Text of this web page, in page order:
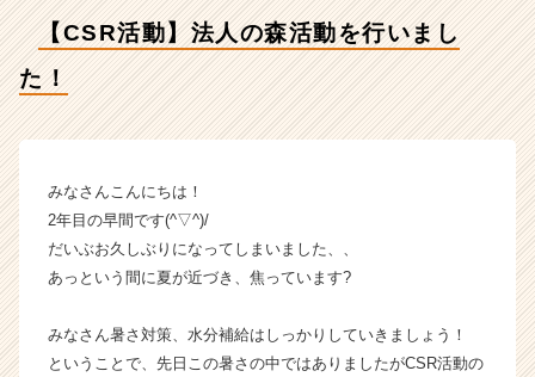
の
ラ
ン】
|
ン
チ
ー・
成
【CSR活動】法人の森活動を行いまし
た！
みなさんこんにちは！
2年目の早間です(^▽^)/
だいぶお久しぶりになってしまいました、、
あっという間に夏が近づき、焦っています?
みなさん暑さ対策、水分補給はしっかりしていきましょう！
ということで、先日この暑さの中ではありましたがCSR活動の